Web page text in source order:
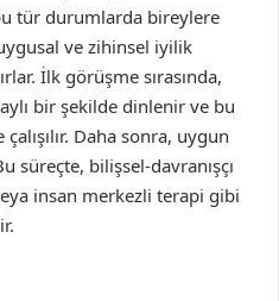
tür durumlarda bireylere
ve zihinsel iyilik
İlk görüşme sırasında,
bir şekilde dinlenir ve bu
Daha sonra, uygun
süreçte, bilişsel-davranışçı
insan merkezli terapi gibi